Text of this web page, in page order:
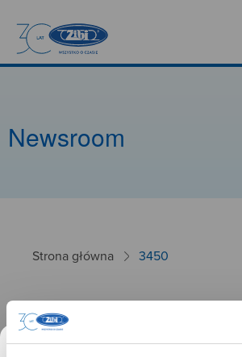
Newsroom
Strona główna 3450
3450
26.09.2024